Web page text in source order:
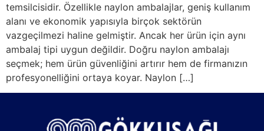
temsilcisidir. Özellikle naylon ambalajlar, geniş kullanım
alanı ve ekonomik yapısıyla birçok sektörün
vazgeçilmezi haline gelmiştir. Ancak her ürün için aynı
ambalaj tipi uygun değildir. Doğru naylon ambalajı
seçmek; hem ürün güvenliğini artırır hem de firmanızın
profesyonelliğini ortaya koyar. Naylon […]